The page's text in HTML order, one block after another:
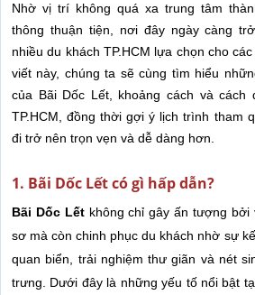
Nhờ vị trí không quá xa trung tâm
thông thuận tiện, nơi đây ngày càng
nhiều du khách TP.HCM lựa chọn cho
viết này, chúng ta sẽ cùng tìm hiểu
của Bãi Dốc Lết, khoảng cách và cách
TP.HCM, đồng thời gợi ý lịch trình tham
đi trở nên trọn vẹn và dễ dàng hơn.
1. Bãi Dốc Lết có gì hấp dẫn?
Bãi Dốc Lếtkhông chỉ gây ấn tượng bởi
sơ mà còn chinh phục du khách nhờ sự
quan biển, trải nghiệm thư giãn và nét
trưng. Dưới đây là những yếu tố nổi bật